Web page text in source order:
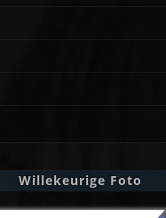
Willekeurige Foto